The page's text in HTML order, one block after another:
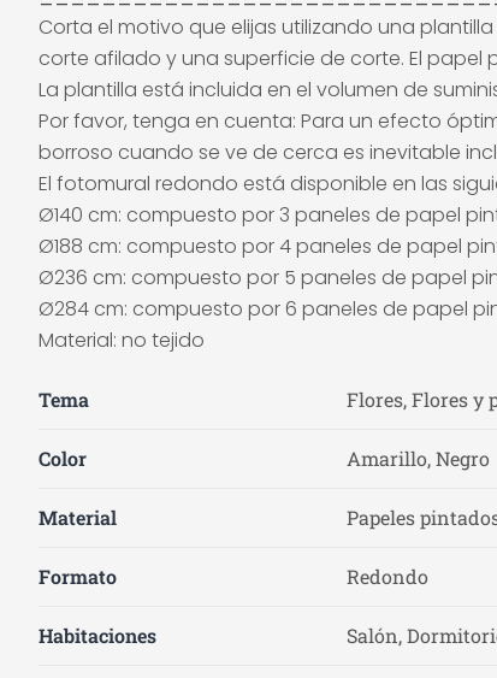
Corta el motivo que elijas utilizando una
corte afilado y una superficie de corte. El
La plantilla está incluida en el volumen de
Por favor, tenga en cuenta: Para un efecto
borroso cuando se ve de cerca es inevitable
El fotomural redondo está disponible en las
Ø140 cm: compuesto por 3 paneles de papel
Ø188 cm: compuesto por 4 paneles de papel
Ø236 cm: compuesto por 5 paneles de papel
Ø284 cm: compuesto por 6 paneles de papel
Material: no tejido
Tema Flores, Flores y
Color Amarillo, Negro
Material Papeles
Formato Redondo
Habitaciones Salón,